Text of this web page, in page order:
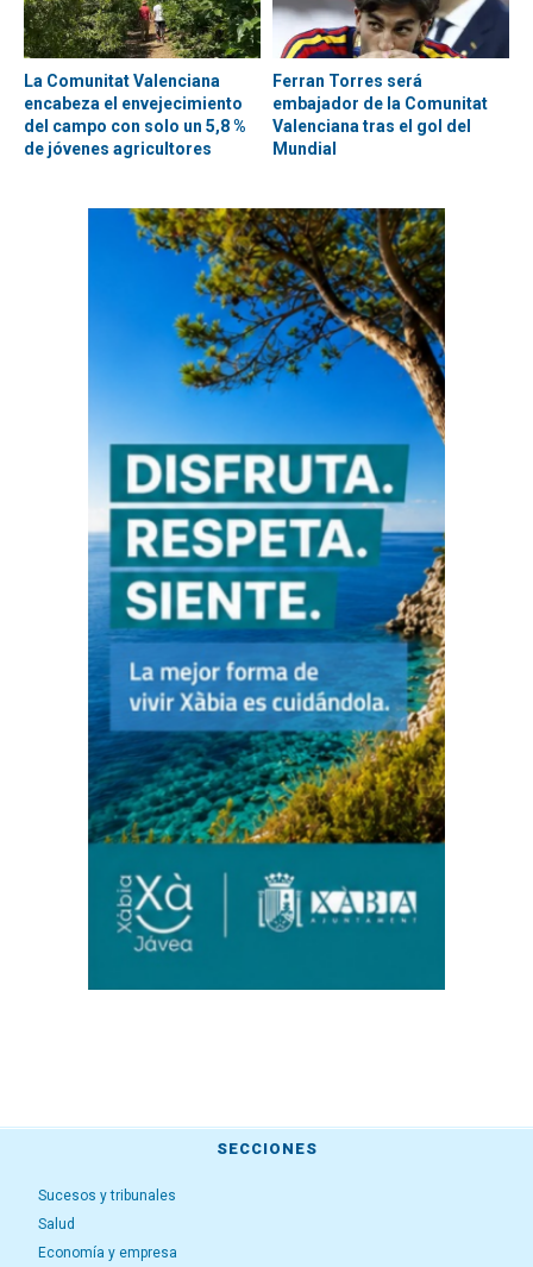
La Comunitat Valenciana
encabeza el envejecimiento
del campo con solo un 5,8 %
de jóvenes agricultores
Ferran Torres será
embajador de la Comunitat
Valenciana tras el gol del
Mundial
SECCIONES
Sucesos y tribunales
Salud
Economía y empresa